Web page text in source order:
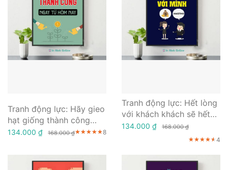
Tranh động lực: Hãy gieo
hạt giống thành công
ngay từ hôm nay
134.000 ₫ 168.000 ₫★★★★★
★★★★★
★★★★★8
Tranh động lực: Hết lòng
với khách khách sẽ hết
tiền với mình
134.000 ₫ 168.000 ₫
★★★★★
★★★★★
★★★★★4